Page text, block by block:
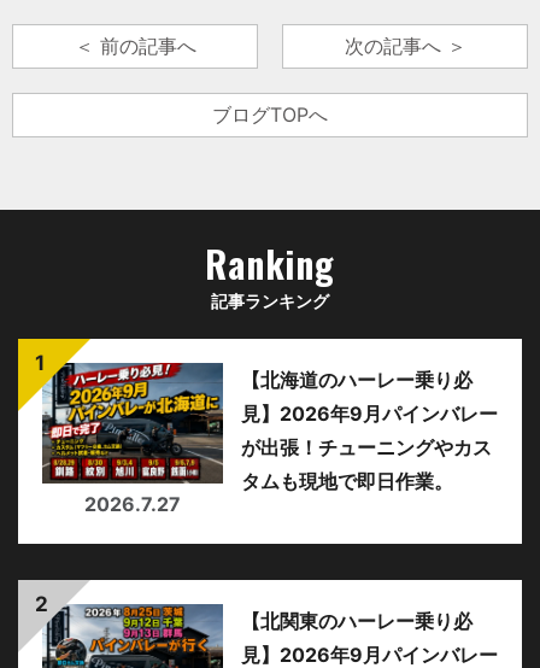
＜ 前の記事へ
ブログTOPへ
次の記事へ ＞
Ranking
記事ランキング
2026.7.27
【北海道のハーレー乗り必
見】2026年9月パインバレー
が出張！チューニングやカス
タムも現地で即日作業。
【北関東のハーレー乗り必
見】2026年9月パインバレー